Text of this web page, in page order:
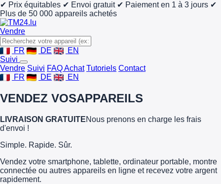
✔ Prix équitables ✔ Envoi gratuit ✔ Paiement en 1 à 3 jours ✔
Plus de 50 000 appareils achetés
Vendre
FR DE
EN
Suivi
Vendre Suivi FAQ Achat Tutoriels Contact
FR
DE EN
VENDEZ VOSAPPAREILS
LIVRAISON GRATUITENous prenons en charge les frais
d'envoi !
Simple. Rapide. Sûr.
Vendez votre smartphone, tablette, ordinateur portable, montre
connectée ou autres appareils en ligne et recevez votre argent
rapidement.